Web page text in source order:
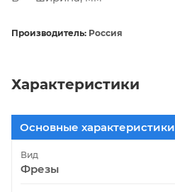
Производитель: Россия
Характеристики
Основные характеристики
Вид
Фрезы